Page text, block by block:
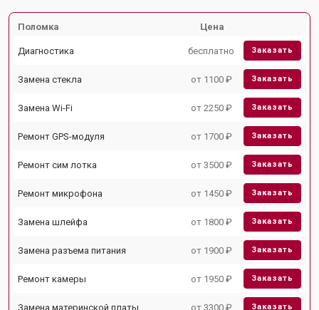
Поломка Цена
Диагностика бесплатно Заказать
Замена стекла от 1100 ₽ Заказать
Замена Wi-Fi от 2250 ₽ Заказать
Ремонт GPS-модуля от 1700 ₽ Заказать
Ремонт сим лотка от 3500 ₽ Заказать
Ремонт микрофона от 1450 ₽ Заказать
Замена шлейфа от 1800 ₽ Заказать
Замена разъема питания от 1900 ₽ Заказать
Ремонт камеры от 1950 ₽ Заказать
Замена материнской платы от 3300 ₽ Заказать